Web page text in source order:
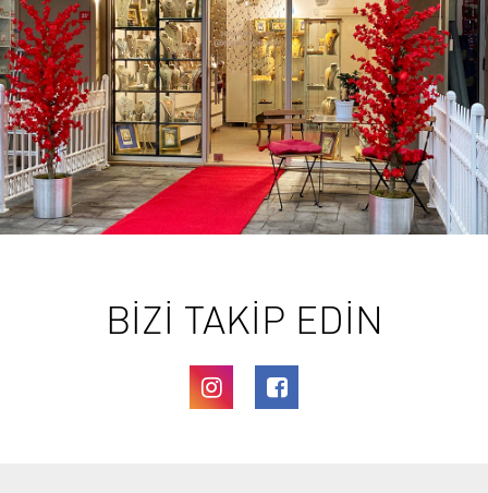
BİZİ TAKİP EDİN